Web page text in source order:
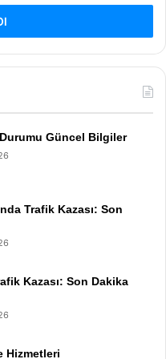
Güncel Bilgiler
Trafik Kazası: Son
Kazası: Son Dakika
Hizmetleri